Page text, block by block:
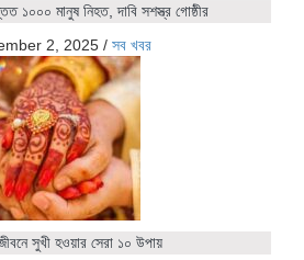
১০০০ মানুষ নিহত, দাবি সশস্ত্র গোষ্ঠীর
2, 2025 / সব খবর
সুখী হওয়ার সেরা ১০ উপায়